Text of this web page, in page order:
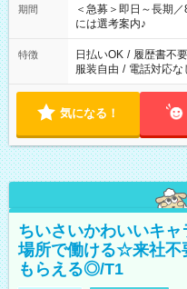
スタッフ スイーツ販
業界から入社して活躍
期間
＜急募＞即日～長期
には選考案内♪
特徴 日払いOK / 履歴書不要
服装自由 / 電話対応な
気になる！
ちいさいかわいいキ
場所で働ける☆来社不
もらえる◎/T1